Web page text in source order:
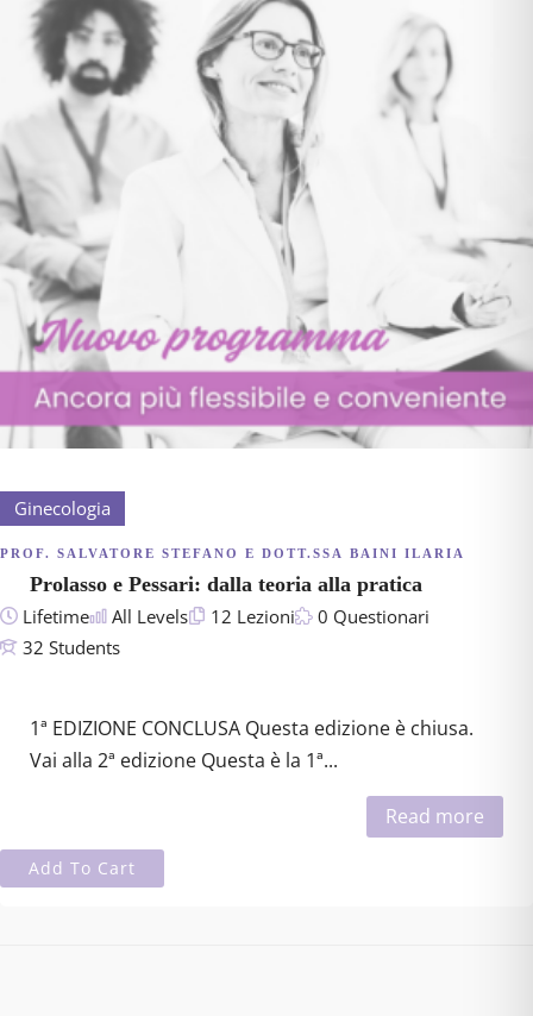
Ginecologia
PROF. SALVATORE STEFANO E DOTT.SSA BAINI ILARIA
Prolasso e Pessari: dalla teoria alla pratica
Lifetime All Levels 12 Lezioni
0 Questionari
32 Students
1ª EDIZIONE CONCLUSA Questa edizione è chiusa.
Vai alla 2ª edizione Questa è la 1ª...
Read more
Add To Cart